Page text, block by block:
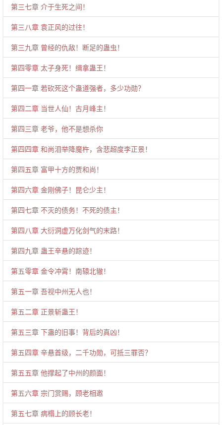
第三七章 介于生死之间！
第三八章 袁正风的过往！
第三九章 曾经的仇敌！断足的蛊虫！
第四零章 太子身死！缉拿蛊王！
第四一章 若砍死这个蛊道强者，多少功勋？
第四二章 当世人仙！古月峰主！
第四三章 老爷，他不是想杀你
第四四章 和尚泪举降魔杵，含悲超度李正景！
第四五章 富甲十方的贾和尚！
第四六章 金刚佛子！昆仑少主！
第四七章 不灭的债务！不死的债主！
第四八章 大衍洞虚万化剑气的末路！
第四九章 蛊王辛悬的踪迹！
第五零章 金令冲霄！南辕北辙！
第五一章 吾视中州无人也！
第五二章 正景斩蛊王！
第五三章 下蛊的旧事！背后的真凶！
第五四章 辛悬首级，二千功勋，可抵三罪否？
第五五章 他撑起了中州的颜面！
第五六章 宗门赏赐，顾老相邀
第五七章 病榻上的顾长老！